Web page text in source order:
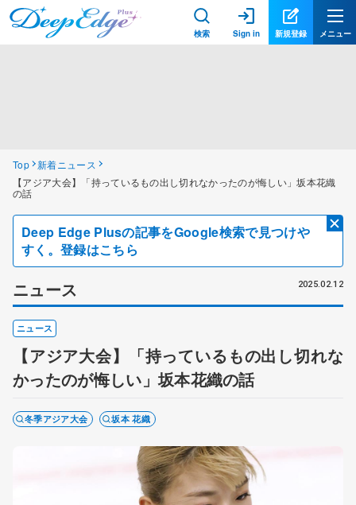
検索 Sign in 新規登録 メニュー
Top 新着ニュース
【アジア大会】「持っているもの出し切れなかったのが悔しい」坂本花織
の話
Deep Edge Plusの記事をGoogle検索で見つけや
すく。登録はこちら
ニュース 2025.02.12
ニュース
【アジア大会】「持っているもの出し切れな
かったのが悔しい」坂本花織の話
冬季アジア大会 坂本 花織